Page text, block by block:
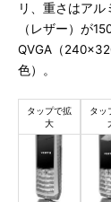
リ、重さはア
（レザー）が
QVGA（
色）。